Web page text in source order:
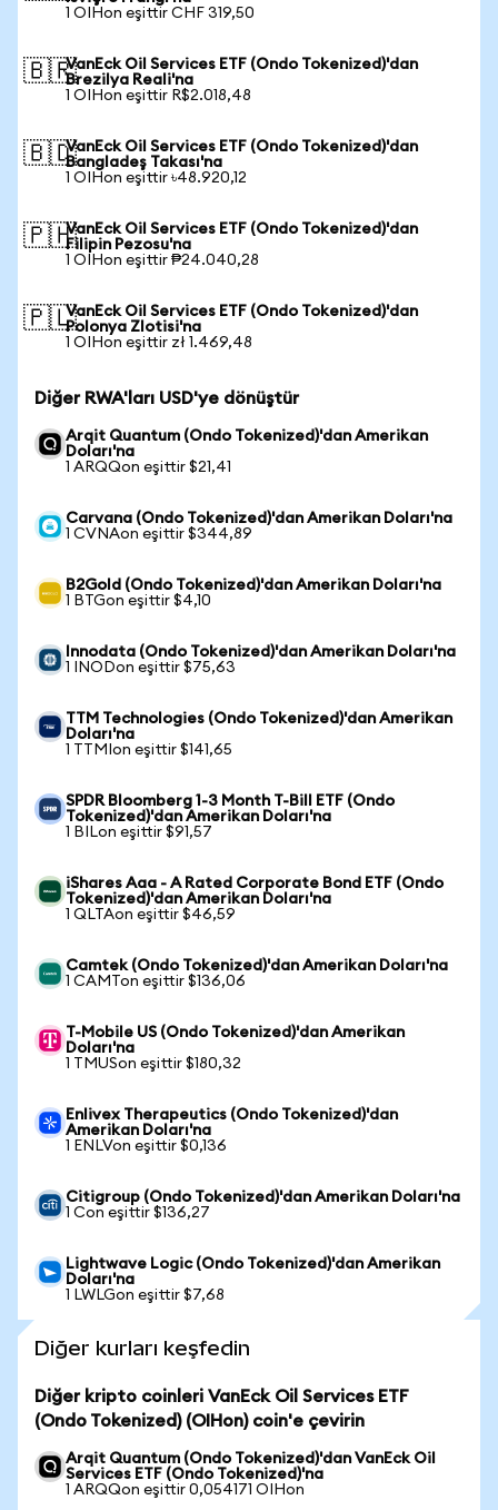
1 OIHon eşittir CHF 319,50
🇧🇷VanEck Oil Services ETF (Ondo Tokenized)'dan
Brezilya Reali'na
1 OIHon eşittir R$2.018,48
🇧🇩VanEck Oil Services ETF (Ondo Tokenized)'dan
Bangladeş Takası'na
1 OIHon eşittir ৳48.920,12
🇵🇭VanEck Oil Services ETF (Ondo Tokenized)'dan
Filipin Pezosu'na
1 OIHon eşittir ₱24.040,28
🇵🇱VanEck Oil Services ETF (Ondo Tokenized)'dan
Polonya Zlotisi'na
1 OIHon eşittir zł 1.469,48
Diğer RWA'ları USD'ye dönüştür
Arqit Quantum (Ondo Tokenized)'dan Amerikan
Doları'na
1 ARQQon eşittir $21,41
Carvana (Ondo Tokenized)'dan Amerikan Doları'na
1 CVNAon eşittir $344,89
B2Gold (Ondo Tokenized)'dan Amerikan Doları'na
1 BTGon eşittir $4,10
Innodata (Ondo Tokenized)'dan Amerikan Doları'na
1 INODon eşittir $75,63
TTM Technologies (Ondo Tokenized)'dan Amerikan
Doları'na
1 TTMIon eşittir $141,65
SPDR Bloomberg 1-3 Month T-Bill ETF (Ondo
Tokenized)'dan Amerikan Doları'na
1 BILon eşittir $91,57
iShares Aaa - A Rated Corporate Bond ETF (Ondo
Tokenized)'dan Amerikan Doları'na
1 QLTAon eşittir $46,59
Camtek (Ondo Tokenized)'dan Amerikan Doları'na
1 CAMTon eşittir $136,06
T-Mobile US (Ondo Tokenized)'dan Amerikan
Doları'na
1 TMUSon eşittir $180,32
Enlivex Therapeutics (Ondo Tokenized)'dan
Amerikan Doları'na
1 ENLVon eşittir $0,136
Citigroup (Ondo Tokenized)'dan Amerikan Doları'na
1 Con eşittir $136,27
Lightwave Logic (Ondo Tokenized)'dan Amerikan
Doları'na
1 LWLGon eşittir $7,68
Diğer kurları keşfedin
Diğer kripto coinleri VanEck Oil Services ETF
(Ondo Tokenized) (OIHon) coin'e çevirin
Arqit Quantum (Ondo Tokenized)'dan VanEck Oil
Services ETF (Ondo Tokenized)'na
1 ARQQon eşittir 0,054171 OIHon